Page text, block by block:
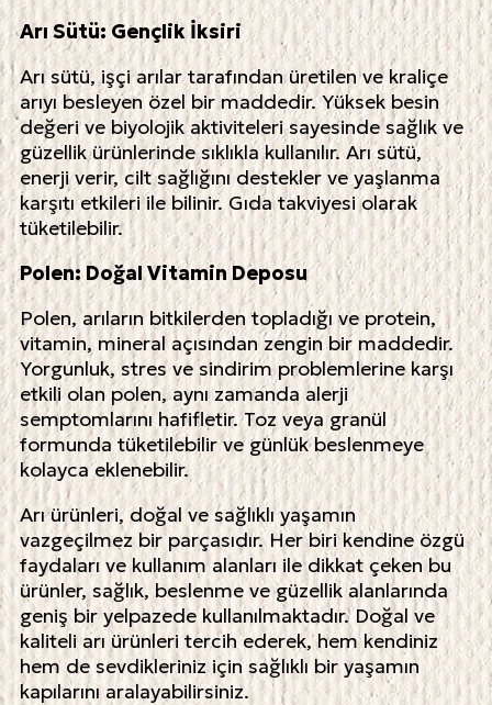
Arı Sütü: Gençlik İksiri
Arı sütü, işçi arılar tarafından üretilen ve kraliçe
arıyı besleyen özel bir maddedir. Yüksek besin
değeri ve biyolojik aktiviteleri sayesinde sağlık ve
güzellik ürünlerinde sıklıkla kullanılır. Arı sütü,
enerji verir, cilt sağlığını destekler ve yaşlanma
karşıtı etkileri ile bilinir. Gıda takviyesi olarak
tüketilebilir.
Polen: Doğal Vitamin Deposu
Polen, arıların bitkilerden topladığı ve protein,
vitamin, mineral açısından zengin bir maddedir.
Yorgunluk, stres ve sindirim problemlerine karşı
etkili olan polen, aynı zamanda alerji
semptomlarını hafifletir. Toz veya granül
formunda tüketilebilir ve günlük beslenmeye
kolayca eklenebilir.
Arı ürünleri, doğal ve sağlıklı yaşamın
vazgeçilmez bir parçasıdır. Her biri kendine özgü
faydaları ve kullanım alanları ile dikkat çeken bu
ürünler, sağlık, beslenme ve güzellik alanlarında
geniş bir yelpazede kullanılmaktadır. Doğal ve
kaliteli arı ürünleri tercih ederek, hem kendiniz
hem de sevdikleriniz için sağlıklı bir yaşamın
kapılarını aralayabilirsiniz.